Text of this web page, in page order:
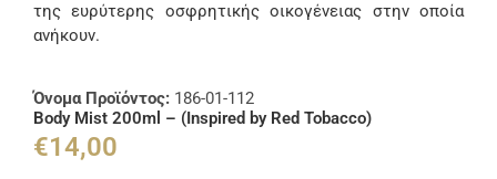
της ευρύτερης οσφρητικής οικογένειας στην οποία
ανήκουν.
Όνομα Προϊόντος: 186-01-112
Body Mist 200ml – (Inspired by Red Tobacco)
€14,00